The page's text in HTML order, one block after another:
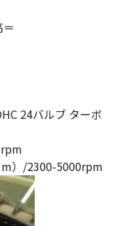
24バルブ ターボ
）/2300-5000rpm